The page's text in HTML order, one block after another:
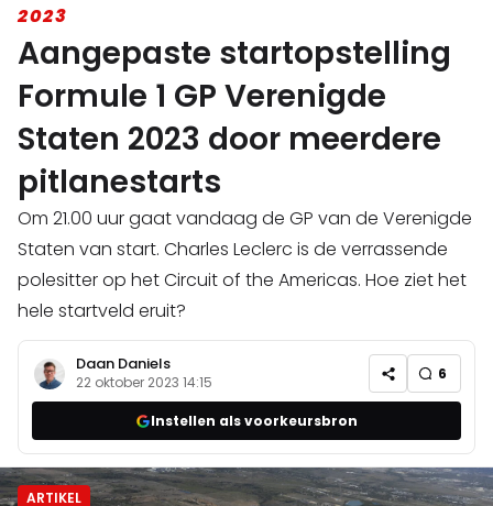
2023
Aangepaste startopstelling
Formule 1 GP Verenigde
Staten 2023 door meerdere
pitlanestarts
Om 21.00 uur gaat vandaag de GP van de Verenigde
Staten van start. Charles Leclerc is de verrassende
polesitter op het Circuit of the Americas. Hoe ziet het
hele startveld eruit?
Daan Daniels
22 oktober 2023 14:15 6
Instellen als voorkeursbron
ARTIKEL